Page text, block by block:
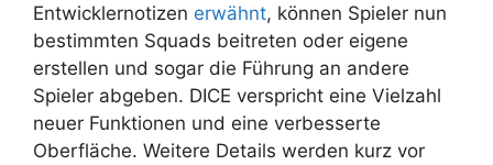
Entwicklernotizen erwähnt, können Spieler nun
bestimmten Squads beitreten oder eigene
erstellen und sogar die Führung an andere
Spieler abgeben. DICE verspricht eine Vielzahl
neuer Funktionen und eine verbesserte
Oberfläche. Weitere Details werden kurz vor